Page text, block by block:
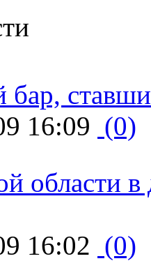
бар,
16:09 (0)
области в
16:02 (0)